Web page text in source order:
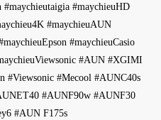
#maychieutaigia #maychieuHD
#maychieuAUN
#maychieuCasio
#AUN #XGIMI
#Viewsonic #Mecool #AUNC40s
#AUNF90w #AUNF30
#AUN F175s